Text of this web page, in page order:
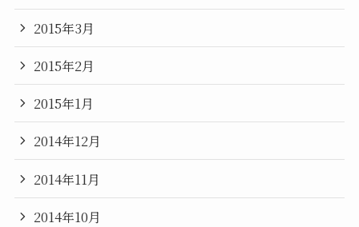
2015年3月
2015年2月
2015年1月
2014年12月
2014年11月
2014年10月